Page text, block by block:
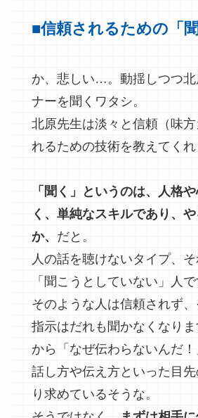
■信頼されるための「
か、悲しい…。動揺しつつ北
ナーを聞くワタシ。
北原先生は淡々と信頼（味方
れるための技術を教えてくれ
「聞く」というのは、人格
く、単純なスキルであり、
か、 だと。
人の話を聴けないタイプ、
「聞こうとしていない」人で
そのような人は信頼されず、
指示はだれも聞かなくなり
から「なぜ伝わらないんだ！
話し方や伝え方といった目
り求めているそうな。